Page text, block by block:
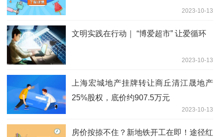
2023-10-13
文明实践在行动｜ “博爱超市” 让爱循环
2023-10-13
上海宏城地产挂牌转让商丘清江晟地产
25%股权，底价约907.5万元
2023-10-13
房价按捺不住？新地铁开工在即！途径红